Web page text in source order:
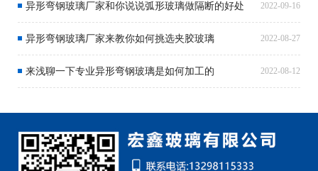
异形弯钢玻璃厂家和你说说弧形玻璃做隔断的好处 2022-09-16
异形弯钢玻璃厂家来教你如何挑选夹胶玻璃 2022-08-27
来浅聊一下专业异形弯钢玻璃是如何加工的 2022-08-12